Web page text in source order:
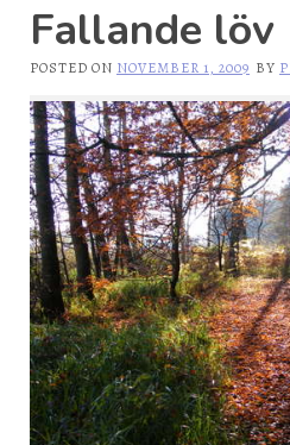
Fallande löv
POSTED ON NOVEMBER 1, 2009 BY